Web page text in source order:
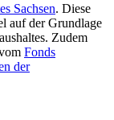
Sachsen. Diese
auf der Grundlage
Zudem
Fonds
der